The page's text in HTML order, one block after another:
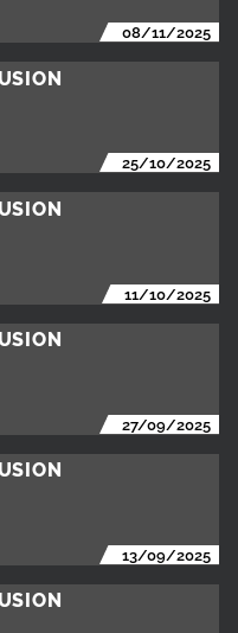
08/11/2025
25/10/2025
11/10/2025
27/09/2025
13/09/2025